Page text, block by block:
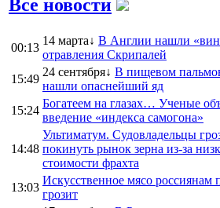
Все новости
00:13
14 марта↓ В Англии нашли
отравления Скрипалей
15:49
24 сентября↓ В пищевом
нашли опаснейший яд
15:24
Богатеем на глазах… Ученые
введение «индекса самогона»
14:48
Ультиматум. Судовладельцы
покинуть рынок зерна из-за
стоимости фрахта
13:03
Искусственное мясо россиянам
грозит